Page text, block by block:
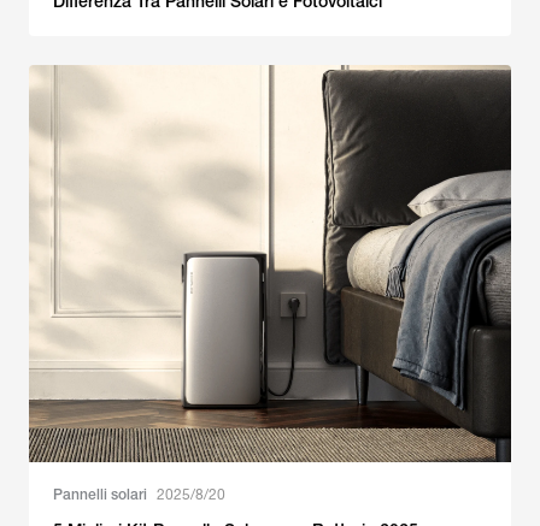
Pannelli solari 2025/8/20